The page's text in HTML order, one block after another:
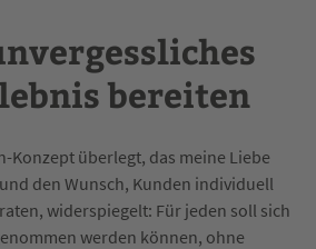
bereiten
Konzept überlegt, das meine Liebe
den Wunsch, Kunden individuell
widerspiegelt: Für jeden soll sich
werden können, ohne